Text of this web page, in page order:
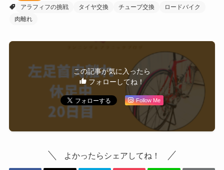
アラフィフの挑戦
タイヤ交換 チューブ交換
ロードバイク
肉離れ
この記事が気に入ったら
フォローしてね！
Follow Me
よかったらシェアしてね！